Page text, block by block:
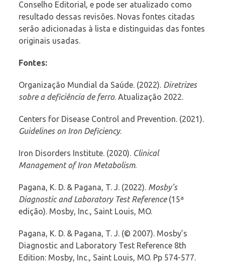
Conselho Editorial, e pode ser atualizado como
resultado dessas revisões. Novas fontes citadas
serão adicionadas à lista e distinguidas das fontes
originais usadas.
Fontes:
Organização Mundial da Saúde. (2022). Diretrizes
sobre a deficiência de ferro. Atualização 2022.
Centers for Disease Control and Prevention. (2021).
Guidelines on Iron Deficiency.
Iron Disorders Institute. (2020). Clinical
Management of Iron Metabolism.
Pagana, K. D. & Pagana, T. J. (2022). Mosby’s
Diagnostic and Laboratory Test Reference(15ª
edição). Mosby, Inc., Saint Louis, MO.
Pagana, K. D. & Pagana, T. J. (© 2007). Mosby’s
Diagnostic and Laboratory Test Reference 8th
Edition: Mosby, Inc., Saint Louis, MO. Pp 574-577.